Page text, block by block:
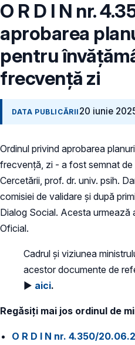
O R D I N nr.
aprobarea
pentru
frecvență zi
DATA PUBLICĂRII 20 iunie
Ordinul privind aprobarea
frecvență, zi - a fost semnat de
Cercetării, prof. dr. univ. psih.
comisiei de validare și după
Dialog Social. Acesta urmează
Oficial.
Cadrul și viziunea
acestor documente de
► aici.
Regăsiți mai jos ordinul de
O R D I N nr. 4.350/